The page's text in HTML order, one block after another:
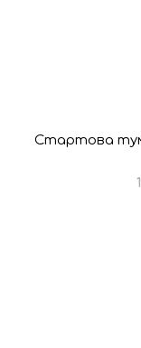
Стартова